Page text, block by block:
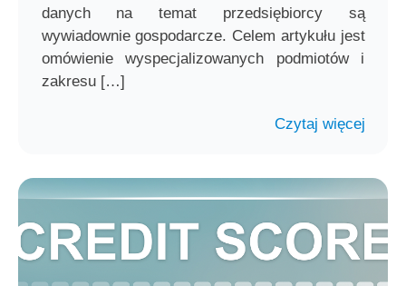
danych na temat przedsiębiorcy są
wywiadownie gospodarcze. Celem artykułu jest
omówienie wyspecjalizowanych podmiotów i
zakresu […]
Czytaj więcej